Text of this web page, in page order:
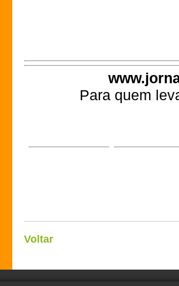
Para quem
Voltar